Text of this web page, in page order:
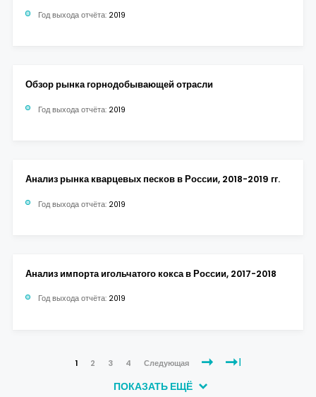
Год выхода отчёта: 2019
Обзор рынка горнодобывающей отрасли
Год выхода отчёта: 2019
Анализ рынка кварцевых песков в России, 2018-2019 гг.
Год выхода отчёта: 2019
Анализ импорта игольчатого кокса в России, 2017-2018
Год выхода отчёта: 2019
1 2 3 4 Следующая
ПОКАЗАТЬ ЕЩЁ